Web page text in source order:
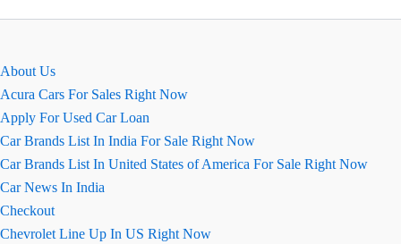
About Us
Acura Cars For Sales Right Now
Apply For Used Car Loan
Car Brands List In India For Sale Right Now
Car Brands List In United States of America For Sale Right Now
Car News In India
Checkout
Chevrolet Line Up In US Right Now